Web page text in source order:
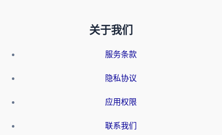
关于我们
服务条款
隐私协议
应用权限
联系我们